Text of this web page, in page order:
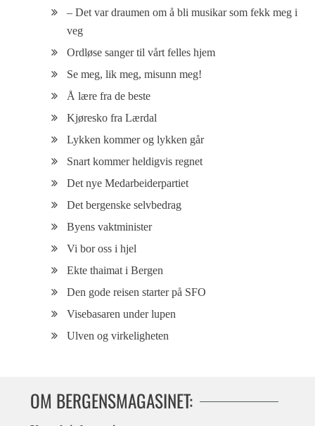
– Det var draumen om å bli musikar som fekk meg i
veg
Ordløse sanger til vårt felles hjem
Se meg, lik meg, misunn meg!
Å lære fra de beste
Kjøresko fra Lærdal
Lykken kommer og lykken går
Snart kommer heldigvis regnet
Det nye Medarbeiderpartiet
Det bergenske selvbedrag
Byens vaktminister
Vi bor oss i hjel
Ekte thaimat i Bergen
Den gode reisen starter på SFO
Visebasaren under lupen
Ulven og virkeligheten
OM BERGENSMAGASINET: